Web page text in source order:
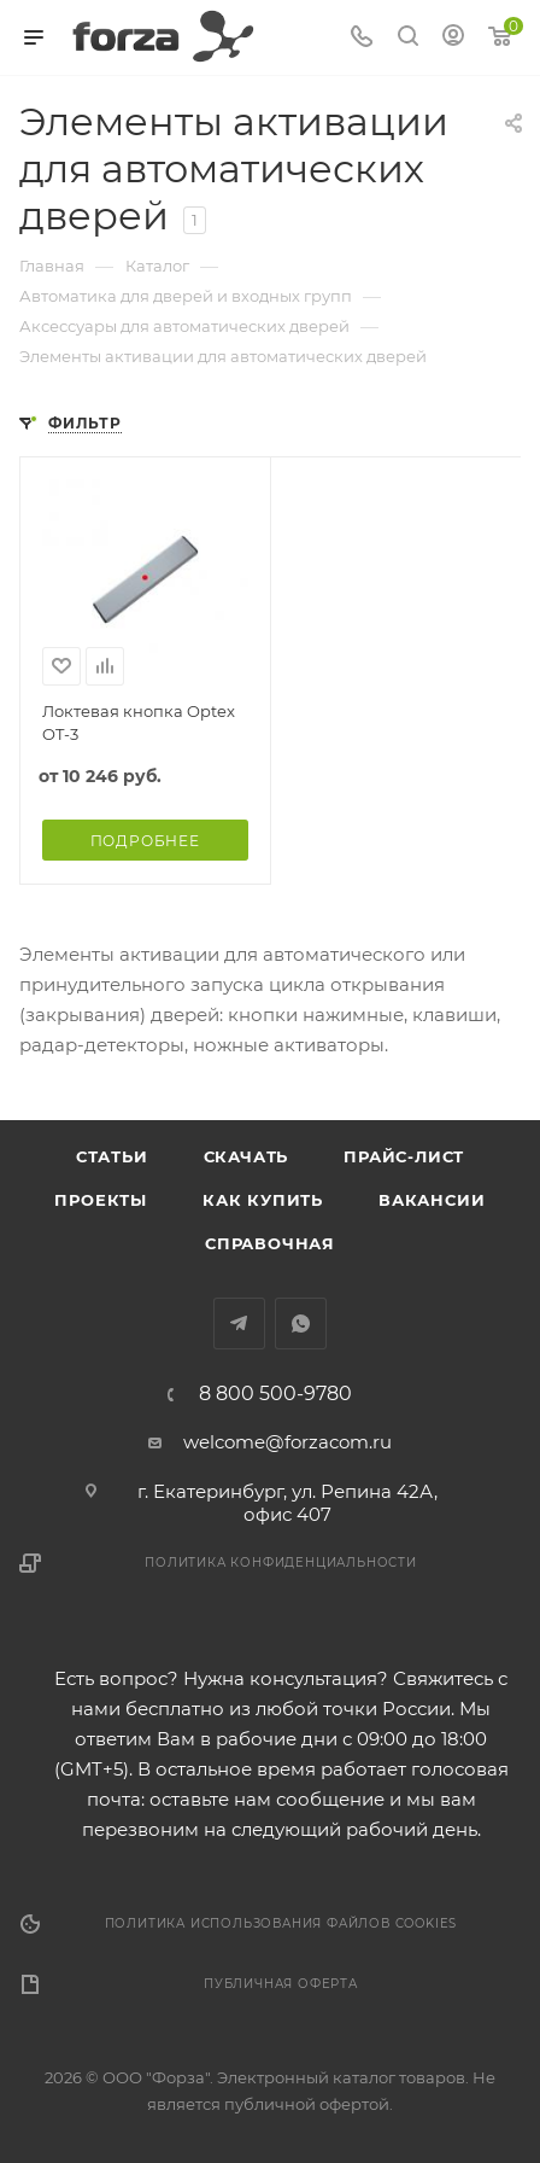
0
Элементы активации
для автоматических
дверей
1
Главная — Каталог —
Автоматика для дверей и входных групп —
Аксессуары для автоматических дверей —
Элементы активации для автоматических дверей
ФИЛЬТР
Локтевая кнопка Optex
OT-3
от10 246 руб.
ПОДРОБНЕЕ
Элементы активации для автоматического или
принудительного запуска цикла открывания
(закрывания) дверей: кнопки нажимные, клавиши,
радар-детекторы, ножные активаторы.
СТАТЬИ СКАЧАТЬ ПРАЙС-ЛИСТ
ПРОЕКТЫ КАК КУПИТЬ ВАКАНСИИ
СПРАВОЧНАЯ
8 800 500-9780
welcome@forzacom.ru
г. Екатеринбург, ул. Репина 42А,
офис 407
ПОЛИТИКА КОНФИДЕНЦИАЛЬНОСТИ
Есть вопрос? Нужна консультация? Свяжитесь с
нами бесплатно из любой точки России. Мы
ответим Вам в рабочие дни с 09:00 до 18:00
(GMT+5). В остальное время работает голосовая
почта: оставьте нам сообщение и мы вам
перезвоним на следующий рабочий день.
ПОЛИТИКА ИСПОЛЬЗОВАНИЯ ФАЙЛОВ COOKIES
ПУБЛИЧНАЯ ОФЕРТА
2026 © ООО "Форза". Электронный каталог товаров. Не
является публичной офертой.